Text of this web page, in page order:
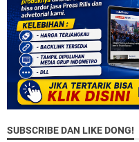
SUBSCRIBE DAN LIKE DONG!